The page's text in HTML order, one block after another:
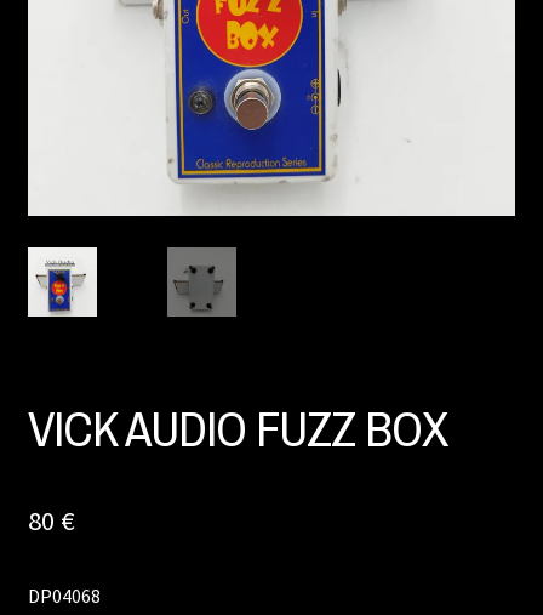
VICK AUDIO FUZZ BOX
80 €
DP04068